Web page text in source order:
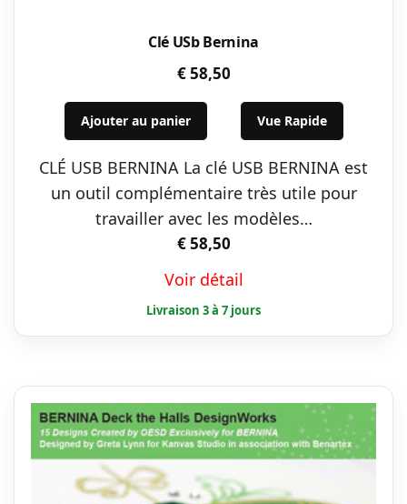
Clé USb Bernina
€58,50
Ajouter au panier Vue Rapide
CLÉ USB BERNINA La clé USB BERNINA est
un outil complémentaire très utile pour
travailler avec les modèles…
€58,50
Voir détail